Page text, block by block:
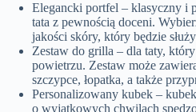
Elegancki portfel – klasyczny i
tata z pewnością doceni.
jakości skóry, który będzie
Zestaw do grilla – dla taty,
powietrzu. Zestaw może
szczypce, łopatka, a także
Personalizowany kubek –
o wyjątkowych chwilach